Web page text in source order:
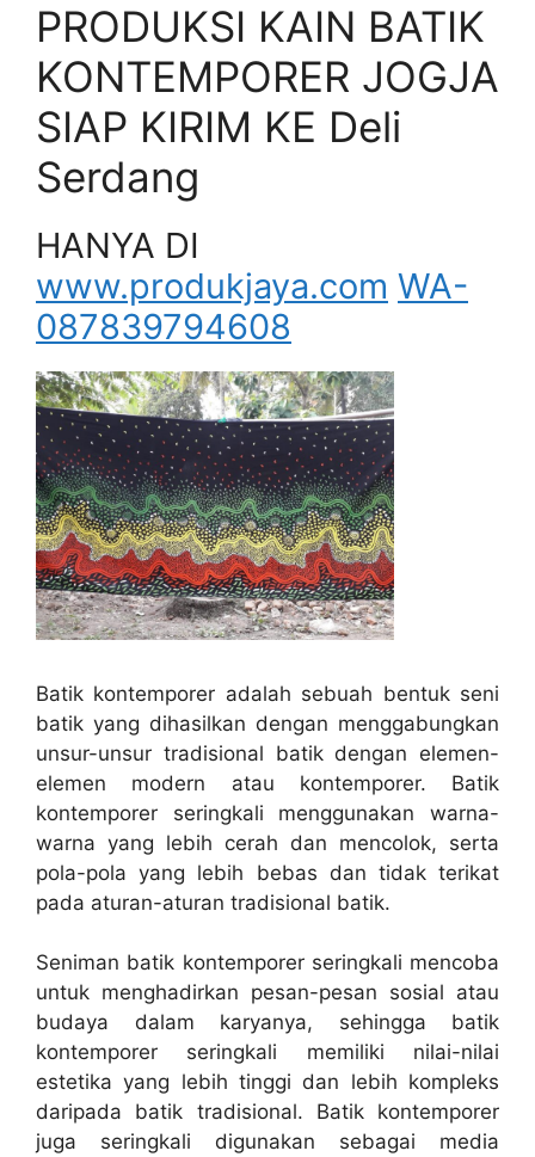
PRODUKSI KAIN BATIK
KONTEMPORER JOGJA
SIAP KIRIM KE Deli
Serdang
HANYA DI
www.produkjaya.com WA-
087839794608
Batik kontemporer adalah sebuah bentuk seni
batik yang dihasilkan dengan menggabungkan
unsur-unsur tradisional batik dengan elemen-
elemen modern atau kontemporer. Batik
kontemporer seringkali menggunakan warna-
warna yang lebih cerah dan mencolok, serta
pola-pola yang lebih bebas dan tidak terikat
pada aturan-aturan tradisional batik.
Seniman batik kontemporer seringkali mencoba
untuk menghadirkan pesan-pesan sosial atau
budaya dalam karyanya, sehingga batik
kontemporer seringkali memiliki nilai-nilai
estetika yang lebih tinggi dan lebih kompleks
daripada batik tradisional. Batik kontemporer
juga seringkali digunakan sebagai media